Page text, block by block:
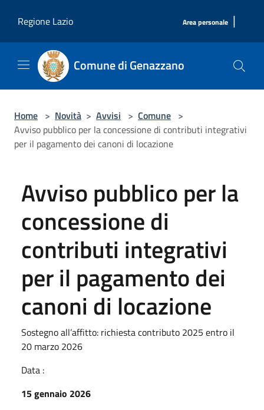
Regione Lazio
Area personale |
Comune di Genazzano
Home > Novità > Avvisi > Comune >
Avviso pubblico per la concessione di contributi integrativi
per il pagamento dei canoni di locazione
Avviso pubblico per la
concessione di
contributi integrativi
per il pagamento dei
canoni di locazione
Sostegno all’affitto: richiesta contributo 2025 entro il
20 marzo 2026
Data :
15 gennaio 2026